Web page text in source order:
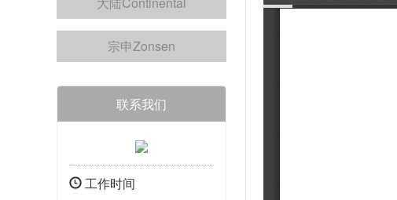
宗申Zonsen
联系我们
工作时间